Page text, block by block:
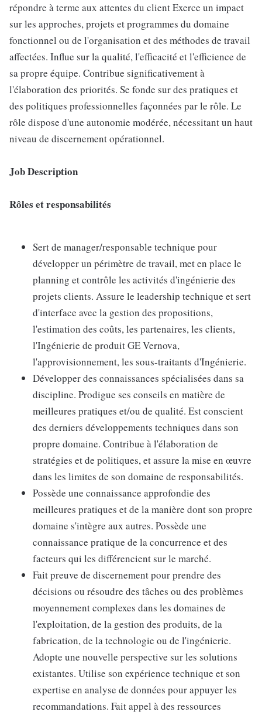
répondre à terme aux attentes du client Exerce un impact
sur les approches, projets et programmes du domaine
fonctionnel ou de l'organisation et des méthodes de travail
affectées. Influe sur la qualité, l'efficacité et l'efficience de
sa propre équipe. Contribue significativement à
l'élaboration des priorités. Se fonde sur des pratiques et
des politiques professionnelles façonnées par le rôle. Le
rôle dispose d'une autonomie modérée, nécessitant un haut
niveau de discernement opérationnel.
Job Description
Rôles et responsabilités
Sert de manager/responsable technique pour
développer un périmètre de travail, met en place le
planning et contrôle les activités d'ingénierie des
projets clients. Assure le leadership technique et sert
d'interface avec la gestion des propositions,
l'estimation des coûts, les partenaires, les clients,
l'Ingénierie de produit GE Vernova,
l'approvisionnement, les sous-traitants d'Ingénierie.
Développer des connaissances spécialisées dans sa
discipline. Prodigue ses conseils en matière de
meilleures pratiques et/ou de qualité. Est conscient
des derniers développements techniques dans son
propre domaine. Contribue à l'élaboration de
stratégies et de politiques, et assure la mise en œuvre
dans les limites de son domaine de responsabilités.
Possède une connaissance approfondie des
meilleures pratiques et de la manière dont son propre
domaine s'intègre aux autres. Possède une
connaissance pratique de la concurrence et des
facteurs qui les différencient sur le marché.
Fait preuve de discernement pour prendre des
décisions ou résoudre des tâches ou des problèmes
moyennement complexes dans les domaines de
l'exploitation, de la gestion des produits, de la
fabrication, de la technologie ou de l'ingénierie.
Adopte une nouvelle perspective sur les solutions
existantes. Utilise son expérience technique et son
expertise en analyse de données pour appuyer les
recommandations. Fait appel à des ressources